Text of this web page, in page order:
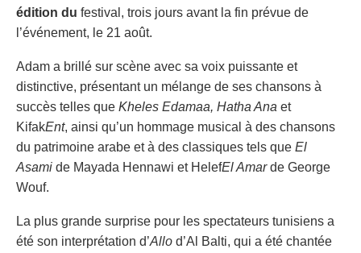
édition du festival, trois jours avant la fin prévue de
l’événement, le 21 août.
Adam a brillé sur scène avec sa voix puissante et
distinctive, présentant un mélange de ses chansons à
succès telles que Kheles Edamaa, Hatha Ana et
KifakEnt, ainsi qu’un hommage musical à des chansons
du patrimoine arabe et à des classiques tels que El
Asami de Mayada Hennawi et HelefEl Amarde George
Wouf.
La plus grande surprise pour les spectateurs tunisiens a
été son interprétation d’Allo d’Al Balti, qui a été chantée